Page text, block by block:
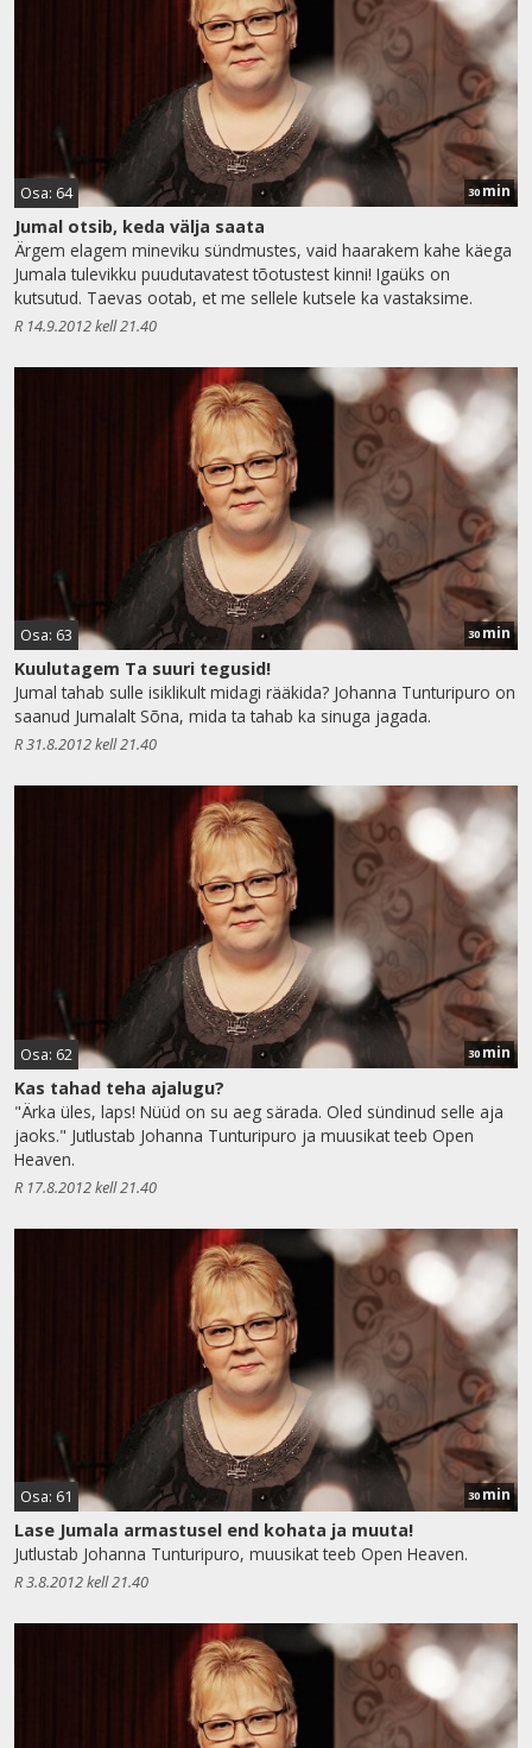
Osa: 64 30 min
Jumal otsib, keda välja saata
Ärgem elagem mineviku sündmustes, vaid haarakem kahe käega
Jumala tulevikku puudutavatest tõotustest kinni! Igaüks on
kutsutud. Taevas ootab, et me sellele kutsele ka vastaksime.
R 14.9.2012 kell 21.40
Osa: 63 30 min
Kuulutagem Ta suuri tegusid!
Jumal tahab sulle isiklikult midagi rääkida? Johanna Tunturipuro on
saanud Jumalalt Sõna, mida ta tahab ka sinuga jagada.
R 31.8.2012 kell 21.40
Osa: 62 30 min
Kas tahad teha ajalugu?
"Ärka üles, laps! Nüüd on su aeg särada. Oled sündinud selle aja
jaoks." Jutlustab Johanna Tunturipuro ja muusikat teeb Open
Heaven.
R 17.8.2012 kell 21.40
Osa: 61 30 min
Lase Jumala armastusel end kohata ja muuta!
Jutlustab Johanna Tunturipuro, muusikat teeb Open Heaven.
R 3.8.2012 kell 21.40